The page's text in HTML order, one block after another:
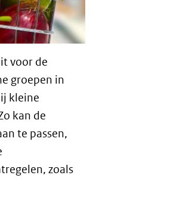
voor de
groepen in
kleine
kan de
te passen,
zoals